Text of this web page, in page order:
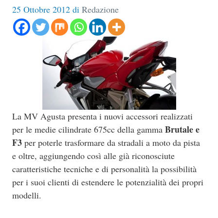
25 Ottobre 2012 di Redazione
La MV Agusta presenta i nuovi accessori realizzati
per le medie cilindrate 675cc della gamma Brutale e
F3 per poterle trasformare da stradali a moto da pista
e oltre, aggiungendo così alle già riconosciute
caratteristiche tecniche e di personalità la possibilità
per i suoi clienti di estendere le potenzialità dei propri
modelli.